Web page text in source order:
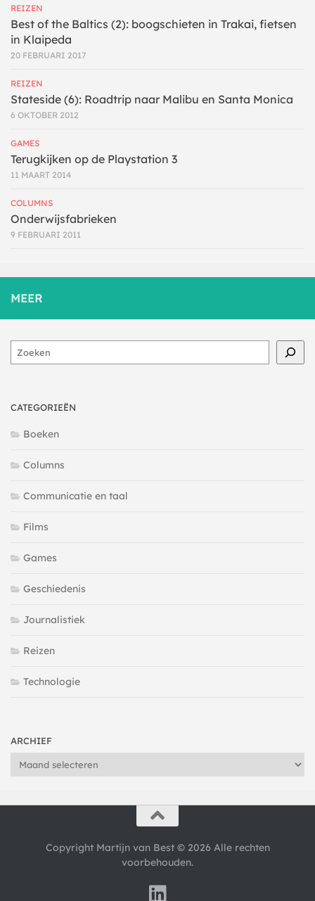
REIZEN
Best of the Baltics (2): boogschieten in Trakai, fietsen
in Klaipeda
20 FEBRUARI 2017
REIZEN
Stateside (6): Roadtrip naar Malibu en Santa Monica
6 OKTOBER 2012
GAMES
Terugkijken op de Playstation 3
11 MAART 2014
COLUMNS
Onderwijsfabrieken
9 FEBRUARI 2011
MEER
Zoeken
CATEGORIEËN
Boeken
Columns
Communicatie en taal
Films
Games
Geschiedenis
Journalistiek
Reizen
Technologie
ARCHIEF
Archief
Copyright Martijn van Best © 2026 Alle rechten
voorbehouden.